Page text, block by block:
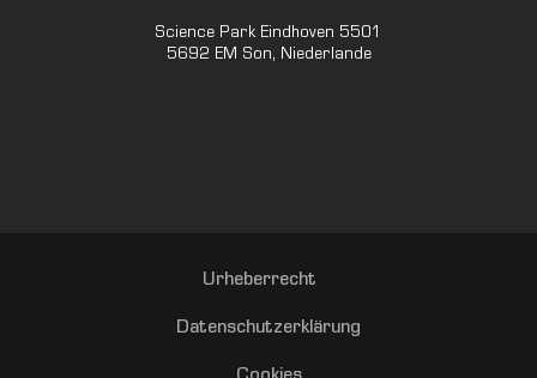
Science Park Eindhoven 5501
5692 EM Son, Niederlande
Urheberrecht
Datenschutzerklärung